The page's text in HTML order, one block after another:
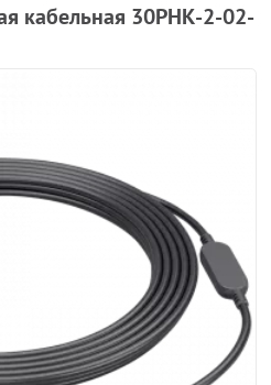
кабельная 30РНК-2-02-